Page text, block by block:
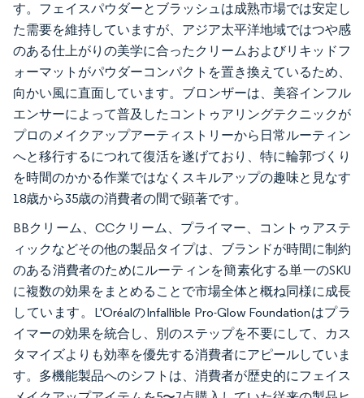
す。フェイスパウダーとブラッシュは成熟市場では安定し
た需要を維持していますが、アジア太平洋地域ではつや感
のある仕上がりの美学に合ったクリームおよびリキッドフ
ォーマットがパウダーコンパクトを置き換えているため、
向かい風に直面しています。ブロンザーは、美容インフル
エンサーによって普及したコントゥアリングテクニックが
プロのメイクアップアーティストリーから日常ルーティン
へと移行するにつれて復活を遂げており、特に輪郭づくり
を時間のかかる作業ではなくスキルアップの趣味と見なす
18歳から35歳の消費者の間で顕著です。
BBクリーム、CCクリーム、プライマー、コントゥアステ
ィックなどその他の製品タイプは、ブランドが時間に制約
のある消費者のためにルーティンを簡素化する単一のSKU
に複数の効果をまとめることで市場全体と概ね同様に成長
しています。L'OréalのInfallible Pro-Glow Foundationはプラ
イマーの効果を統合し、別のステップを不要にして、カス
タマイズよりも効率を優先する消費者にアピールしていま
す。多機能製品へのシフトは、消費者が歴史的にフェイス